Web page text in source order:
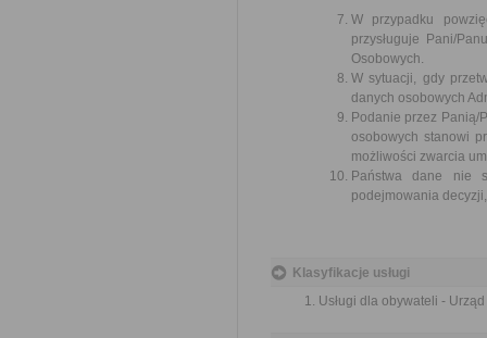
W przypadku
przysługuje Pani/
Osobowych.
W sytuacji, gdy
danych osobowych
Podanie przez Panią/
osobowych stanowi
możliwości zwarcia
Państwa dane nie
podejmowania
Klasyfikacje usługi
Usługi dla obywateli -